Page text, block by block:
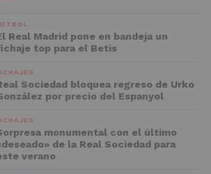
Real Madrid pone en bandeja un
top para el Betis
Sociedad bloquea regreso de Urko
por precio del Espanyol
monumental con el último
de la Real Sociedad para
verano